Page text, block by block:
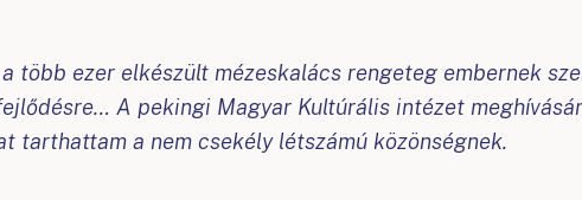
több ezer elkészült mézeskalács rengeteg embernek
A pekingi Magyar Kultúrális intézet
tarthattam a nem csekély létszámú közönségnek.